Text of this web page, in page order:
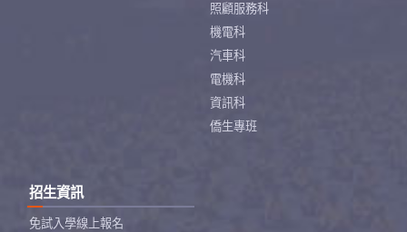
照顧服務科
機電科
汽車科
電機科
資訊科
僑生專班
招生資訊
免試入學線上報名